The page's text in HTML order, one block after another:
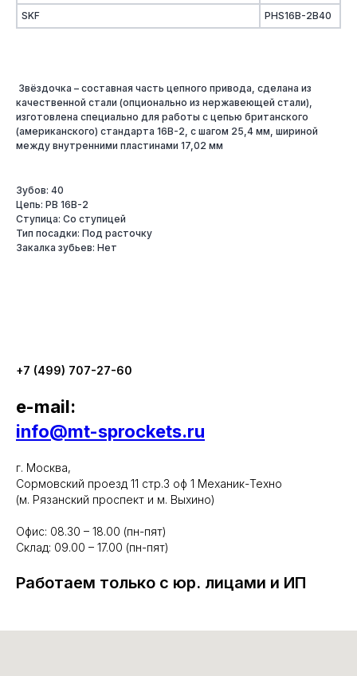
SKF PHS16B-2B40
Звёздочка – составная часть цепного привода, сделана из
качественной стали (опционально из нержавеющей стали),
изготовлена специально для работы с цепью британского
(американского) стандарта 16B-2, с шагом 25,4 мм, шириной
между внутренними пластинами 17,02 мм
Зубов: 40
Цепь: PB 16B-2
Ступица: Со ступицей
Тип посадки: Под расточку
Закалка зубьев: Нет
+7 (499) 707-27-60
e-mail:
info@mt-sprockets.ru
г. Москва,
Сормовский проезд 11 стр.3 оф 1 Механик-Техно
(м. Рязанский проспект и м. Выхино)
Офис: 08.30 – 18.00 (пн-пят)
Склад: 09.00 – 17.00 (пн-пят)
Работаем только с юр. лицами и ИП